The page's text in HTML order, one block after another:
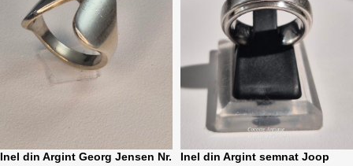
Inel din Argint Georg Jensen Nr.
Inel din Argint semnat Joop